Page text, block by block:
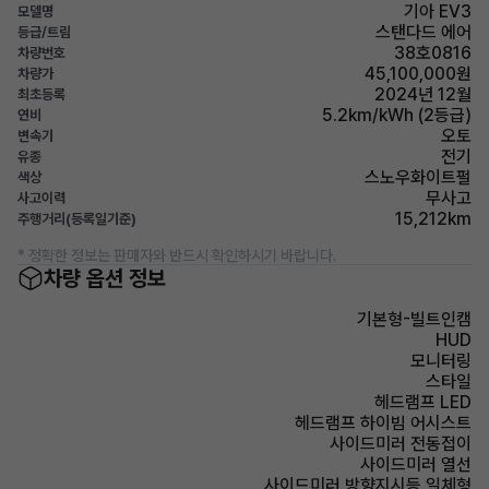
모델명 기아 EV3
등급/트림 스탠다드 에어
차량번호 38호0816
차량가 45,100,000원
최초등록 2024년 12월
연비 5.2km/kWh (2등급)
변속기 오토
유종 전기
색상 스노우화이트펄
사고이력 무사고
주행거리(등록일기준) 15,212km
* 정확한 정보는 판매자와 반드시 확인하시기 바랍니다.
차량 옵션 정보
기본형-빌트인캠
HUD
모니터링
스타일
헤드램프 LED
헤드램프 하이빔 어시스트
사이드미러 전동접이
사이드미러 열선